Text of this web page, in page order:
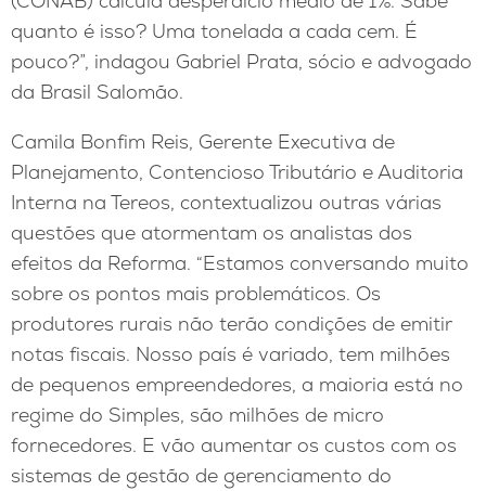
quanto é isso? Uma tonelada a cada cem. É
pouco?”, indagou Gabriel Prata, sócio e advogado
da Brasil Salomão.
Camila Bonfim Reis, Gerente Executiva de
Planejamento, Contencioso Tributário e Auditoria
Interna na Tereos, contextualizou outras várias
questões que atormentam os analistas dos
efeitos da Reforma. “Estamos conversando muito
sobre os pontos mais problemáticos. Os
produtores rurais não terão condições de emitir
notas fiscais. Nosso país é variado, tem milhões
de pequenos empreendedores, a maioria está no
regime do Simples, são milhões de micro
fornecedores. E vão aumentar os custos com os
sistemas de gestão de gerenciamento do